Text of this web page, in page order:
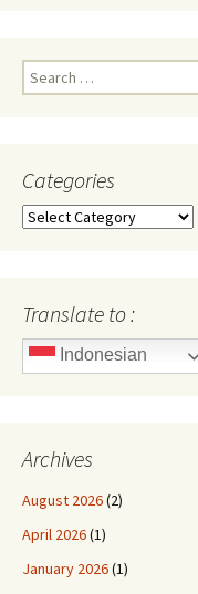
Search
for:
Categories
Categories
Translate to :
Indonesian
Archives
August 2026(2)
April 2026(1)
January 2026(1)